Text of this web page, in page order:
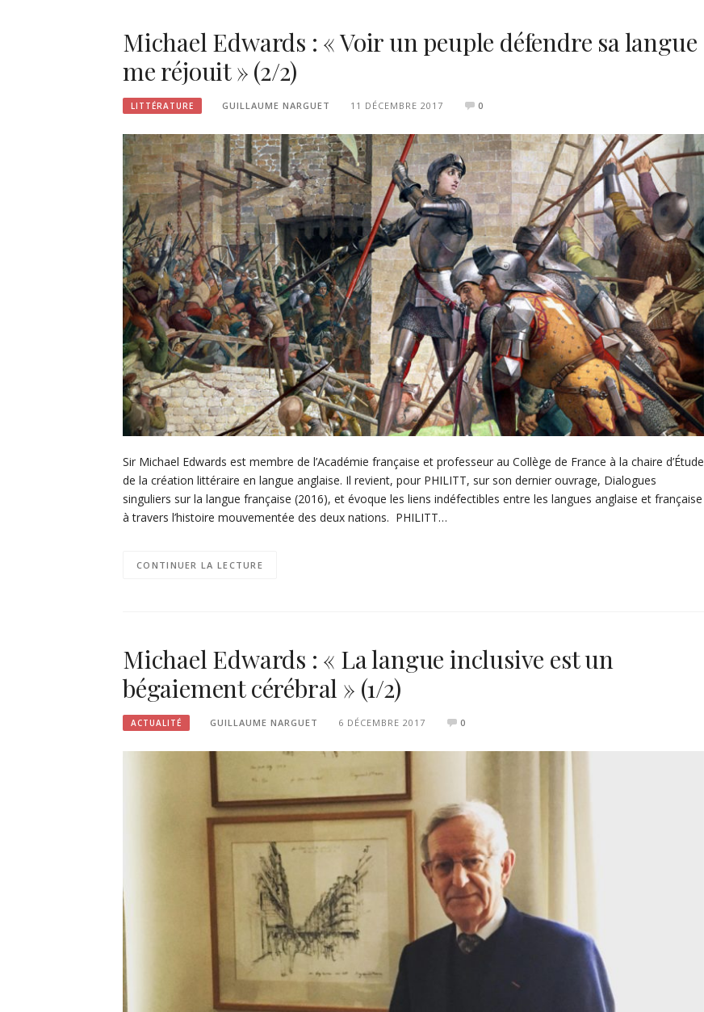
Michael Edwards : « Voir un peuple défendre sa langue
me réjouit » (2/2)
LITTÉRATURE GUILLAUME NARGUET 11 DÉCEMBRE 2017 0
Sir Michael Edwards est membre de l’Académie française et professeur au Collège de France à la chaire d’Étude
de la création littéraire en langue anglaise. Il revient, pour PHILITT, sur son dernier ouvrage, Dialogues
singuliers sur la langue française (2016), et évoque les liens indéfectibles entre les langues anglaise et française
à travers l’histoire mouvementée des deux nations. PHILITT…
CONTINUER LA LECTURE
Michael Edwards : « La langue inclusive est un
bégaiement cérébral » (1/2)
ACTUALITÉ GUILLAUME NARGUET 6 DÉCEMBRE 2017 0